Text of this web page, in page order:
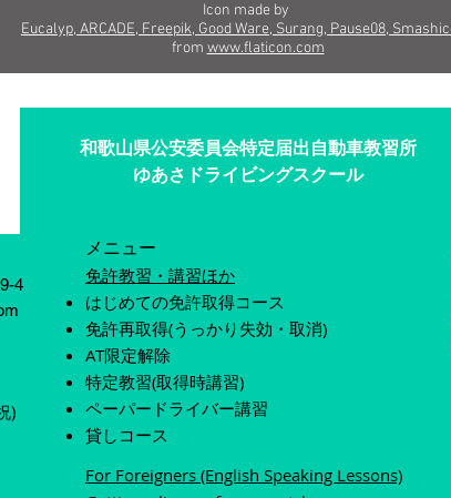
Icon made by
Eucalyp, ARCADE, Freepik, Good Ware, Surang, Pause08,
from www.flaticon.com
和歌山県公安委員会特定届出自動車教習所
​​ゆあさドライビングスクール
4
)
メニュー
免許教習・講習ほか
​はじめての免許取得コース
​免許再取得(うっかり失効・取消)
AT限定解除
​特定教習(取得時講習)
ペーパードライバー講習
​貸しコース
For Foreigners (English Speaking Lessons)